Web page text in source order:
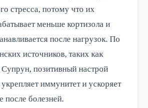
стресса, потому что их
меньше кортизола и
после нагрузок. По
источников, таких как
Супрун, позитивный настрой
иммунитет и ускоряет
после болезней.